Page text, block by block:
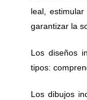
leal,
garantizar la
Los diseños
tipos:
Los dibujos